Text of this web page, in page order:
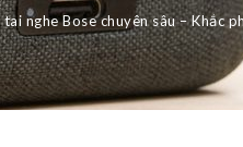
tai nghe Bose chuyên sâu – Khắc